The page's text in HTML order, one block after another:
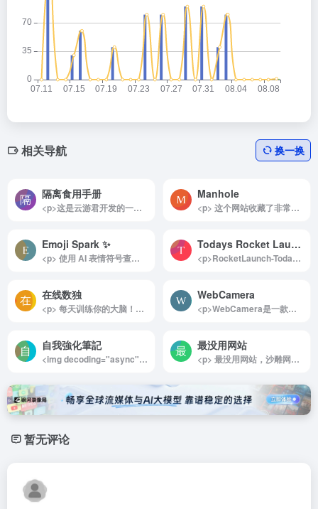
相关导航 换一换
隔离食用手册
<p>这是云游君开发的一个非常实用的做饭小工具！打开网站就能看到一些常用的食材原材料和厨具，自行选择食材、主食、厨具后，下方就会出现相关的菜谱，点击即可直达B站制作教学视频。</p><p>如果你连中午饭和晚饭吃什么都烦恼的话，网站还提供了随机器，随机安排上你的下一顿菜单，还会附上视频链接，彻底解决“中午/晚上吃啥”的千古难题！</p><img decoding="async" data-src="//www.40000.net/wp-content/uploads/2024/12/20241215075729-675e8be90a2fc.png" src="https://www.40000.net/wp-content/themes/onenav/images/t.png" alt="隔离食用手册"><p>另外，这是一个开源项目，源码在github上公开，如果你有少许的编程能力，可以将它部署到自己的服务器上。</p>
Manhole
<p> 这个网站收藏了非常多全世界各地有趣的井盖，还能看这个井盖具体在什么地方。 </p>
Emoji Spark ✨
<p> 使用 AI 表情符号查找器快速搜索、复制和粘贴表情符号！立即为任何消息找到完美的表情符号。发现表情符号的含义并增强你的消息。 </p>
Todays Rocket Launches
<p>RocketLaunch-Today’s Launches 是一款专为太空爱好者和航天领域专家打造的全方位信息平台。无论是了解最新的火箭发射动态，还是回顾历史航天成就，这个网站都能提供详尽而可靠的数据支持。实时更新的任务信息、倒计时以及高清视频资源，让用户足不出户即可跟随全球顶尖航天机构的探索步伐，堪称太空领域的信息宝库。</p><p>详细介绍：</p><p>RocketLaunch-Today’s Launches 是一个专注于全球卫星和飞船发射计划的在线平台，覆盖 SpaceX、NASA 以及其他航天机构的最新动态。用户可以随时查看当天的火箭发射时间表，并通过实时倒计时掌握每一项任务的关键时刻。平台提供详细的任务背景信息、高清视频直播以及实时状态更新，帮助用户深入了解每次发射的技术亮点和科学意义。</p><p>除了当下的发射信息，网站还记录了丰富的历史航天数据，包括历年发射任务的详尽档案和年度回顾等内容，为研究者和爱好者提供珍贵的参考资料。RocketLaunch-Today’s Launches 用全面的功能和易用的界面，成为航天领域信息获取的不二选择，既能满足科普需求，也能服务于专业研究。</p><img decoding="async" data-src="//www.40000.net/wp-content/uploads/2024/12/20241215075441-675e8b416ea93.webp" src="https://www.40000.net/wp-content/themes/onenav/images/t.png" alt="Todays Rocket Launches">
在线数独
<p> 每天训练你的大脑！在线数独，四个级别的难度，打印数独谜题，免费数独游戏的乐趣。 </p>
WebCamera
<p>WebCamera是一款功能强大的实时视频监控工具，基于WebRTC技术，提供高效、安全的点对点视频传输。它能够在不依赖第三方服务器的情况下实现实时视频流，具有出色的跨平台兼容性，支持多种浏览器和设备。</p><p>详细介绍：</p><p>WebCamera是一款基于Nuxt.js框架开发的实时监控工具，利用WebRTC技术实现点对点视频连接，确保数据不经过第三方服务器，从而保护用户的隐私安全。WebRTC技术自带加密功能，为视频流提供了额外的安全保障。该工具支持多种主流浏览器和设备，让用户在各种平台上都能享受实时视频监控的便捷。WebCamera采用Yarn进行包管理，优化了其性能与稳定性。其高效的视频传输机制使其适合各种应用场景，无论是远程家庭监控还是办公区域的安全管理，都能发挥出色作用。</p><p>使用方法：</p><p>1. 先连接摄像头，将作为摄像头的设备进入`摄像头`页面，输入连接ID，点连接。</p><p>2. 监控端进入`监控`页面，填入与摄像头相同的连接ID，点连接，即可连到对应的摄像头。</p><img decoding="async" data-src="//www.40000.net/wp-content/uploads/2024/12/20241215075531-675e8b73d87fb.webp" src="https://www.40000.net/wp-content/themes/onenav/images/t.png" alt="WebCamera">
自我強化筆記
<img decoding="async" data-src="//www.40000.net/wp-content/uploads/2024/12/20241215075707-675e8bd385051.png" src="https://www.40000.net/wp-content/themes/onenav/images/t.png" alt="自我強化筆記"><p>自我强化笔记是一个专注于在线分享实用防身知识和技能的网站，致力于帮助读者提升自我防护意识和安全能力。该网站围绕自我保护和安全策略提供详尽的指导，涵盖从日常生活中的防护技巧到面对潜在威胁时的应对方案。无论是初学者还是有一定经验的人，都可以通过自我强化笔记获取实际可行的建议，提升自我防范能力。</p><p>自我强化笔记不仅提供防身技巧，还注重培养读者的自信心和心理准备，让每个人都能在面对危险时具备冷静处理的能力。通过系统化的写作和信息分享，网站希望建立一个更具安全意识和自我防护能力的群体，帮助人们在日常生活中更好地保护自己和他人。</p><p>此外，网站还鼓励用户参与讨论，分享自己的经验和心得，形成一个互助、学习、成长的社区。通过这种方式，自我强化笔记希望带动更多人关注个人安全，并掌握必备的自我保护技能，使社会更加自信、强大。</p>
最没用网站
<p> 最没用网站，沙雕网站随机传送门，每次进入随机把你传送到一个沙雕、小众、但很有趣的网站。 </p>
暂无评论